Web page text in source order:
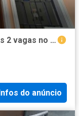
Casa tipo sobrado à venda 5 quartos 2 vagas no Jardim da Saúde
Infos do anúncio